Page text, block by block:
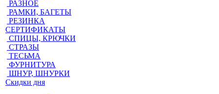
РАЗНОЕ
РАМКИ, БАГЕТЫ
РЕЗИНКА
СЕРТИФИКАТЫ
СПИЦЫ, КРЮЧКИ
СТРАЗЫ
ТЕСЬМА
ФУРНИТУРА
ШНУР, ШНУРКИ
Скидки дня